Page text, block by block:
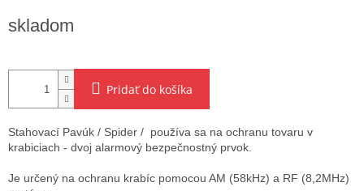
cena:
skladom
Pridať do košíka
Stahovací Pavúk / Spider / používa sa na ochranu tovaru v
krabiciach - dvoj alarmový bezpečnostný prvok.
Je určený na ochranu krabíc pomocou AM (58kHz) a RF (8,2MHz)